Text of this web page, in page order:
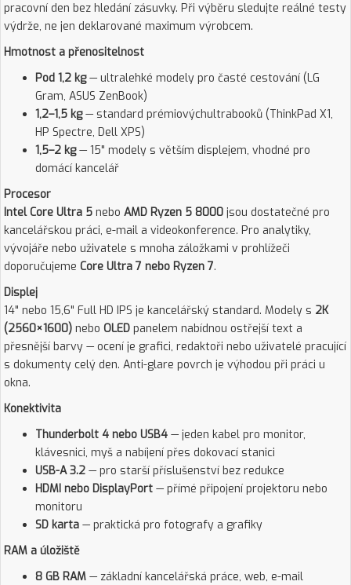
pracovní den bez hledání zásuvky. Při výběru sledujte reálné testy
výdrže, ne jen deklarované maximum výrobcem.
Hmotnost a přenositelnost
Pod 1,2 kg— ultralehké modely pro časté cestování (LG
Gram, ASUS ZenBook)
1,2–1,5 kg— standard prémiovýchultrabooků (ThinkPad X1,
HP Spectre, Dell XPS)
1,5–2 kg— 15" modely s větším displejem, vhodné pro
domácí kancelář
Procesor
Intel Core Ultra 5 nebo AMD Ryzen 5 8000 jsou dostatečné pro
kancelářskou práci, e-mail a videokonference. Pro analytiky,
vývojáře nebo uživatele s mnoha záložkami v prohlížeči
doporučujeme Core Ultra 7 nebo Ryzen 7.
Displej
14" nebo 15,6" Full HD IPS je kancelářský standard. Modely s 2K
(2560×1600) nebo OLED panelem nabídnou ostřejší text a
přesnější barvy — ocení je grafici, redaktoři nebo uživatelé pracující
s dokumenty celý den. Anti-glare povrch je výhodou při práci u
okna.
Konektivita
Thunderbolt 4 nebo USB4 — jeden kabel pro monitor,
klávesnici, myš a nabíjení přes dokovací stanici
USB-A 3.2 — pro starší příslušenství bez redukce
HDMI nebo DisplayPort — přímé připojení projektoru nebo
monitoru
SD karta — praktická pro fotografy a grafiky
RAM a úložiště
8 GB RAM — základní kancelářská práce, web, e-mail